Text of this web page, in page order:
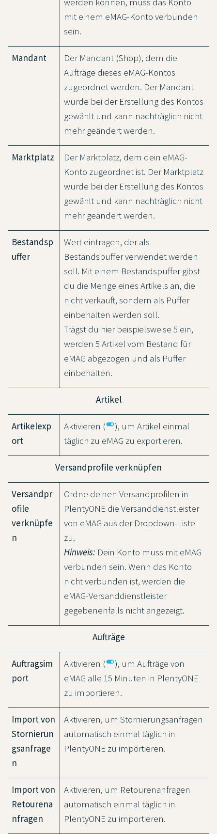
mit einem eMAG-Konto verbunden
sein.
Mandant
Der Mandant (Shop), dem die
Aufträge dieses eMAG-Kontos
zugeordnet werden. Der Mandant
wurde bei der Erstellung des Kontos
gewählt und kann nachträglich nicht
mehr geändert werden.
Marktplatz
Der Marktplatz, dem dein eMAG-
Konto zugeordnet ist. Der Marktplatz
wurde bei der Erstellung des Kontos
gewählt und kann nachträglich nicht
mehr geändert werden.
Bestandsp
uffer
Wert eintragen, der als
Bestandspuffer verwendet werden
soll. Mit einem Bestandspuffer gibst
du die Menge eines Artikels an, die
nicht verkauft, sondern als Puffer
einbehalten werden soll.
Trägst du hier beispielsweise 5 ein,
werden 5 Artikel vom Bestand für
eMAG abgezogen und als Puffer
einbehalten.
Artikel
Artikelexp
ort
Aktivieren (toggle_on), um Artikel einmal
täglich zu eMAG zu exportieren.
Versandprofile verknüpfen
Versandpr
ofile
verknüpfe
n
Ordne deinen Versandprofilen in
PlentyONE die Versanddienstleister
von eMAG aus der Dropdown-Liste
zu.
Hinweis: Dein Konto muss mit eMAG
verbunden sein. Wenn das Konto
nicht verbunden ist, werden die
eMAG-Versanddienstleister
gegebenenfalls nicht angezeigt.
Aufträge
Auftragsim
port
Aktivieren (toggle_on), um Aufträge von
eMAG alle 15 Minuten in PlentyONE
zu importieren.
Import von
Stornierun
gsanfrage
n
Aktivieren, um Stornierungsanfragen
automatisch einmal täglich in
PlentyONE zu importieren.
Import von
Retourena
nfragen
Aktivieren, um Retourenanfragen
automatisch einmal täglich in
PlentyONE zu importieren.